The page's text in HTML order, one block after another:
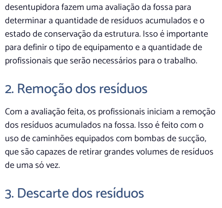
desentupidora fazem uma avaliação da fossa para
determinar a quantidade de resíduos acumulados e o
estado de conservação da estrutura. Isso é importante
para definir o tipo de equipamento e a quantidade de
profissionais que serão necessários para o trabalho.
2. Remoção dos resíduos
Com a avaliação feita, os profissionais iniciam a remoção
dos resíduos acumulados na fossa. Isso é feito com o
uso de caminhões equipados com bombas de sucção,
que são capazes de retirar grandes volumes de resíduos
de uma só vez.
3. Descarte dos resíduos